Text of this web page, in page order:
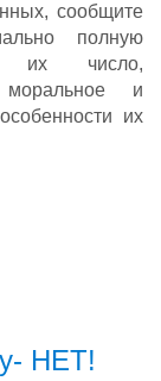
сообщите
полную
их число,
моральное и
их
НЕТ!